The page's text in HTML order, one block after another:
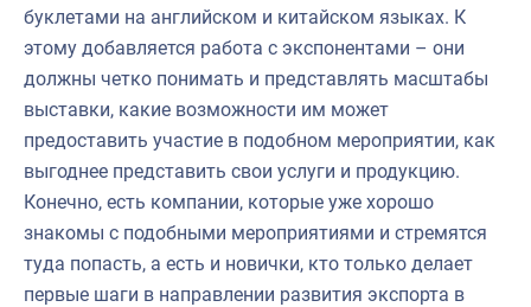
буклетами на английском и китайском языках. К
этому добавляется работа с экспонентами – они
должны четко понимать и представлять масштабы
выставки, какие возможности им может
предоставить участие в подобном мероприятии, как
выгоднее представить свои услуги и продукцию.
Конечно, есть компании, которые уже хорошо
знакомы с подобными мероприятиями и стремятся
туда попасть, а есть и новички, кто только делает
первые шаги в направлении развития экспорта в